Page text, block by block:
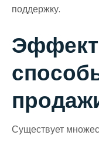
поддержку.
Существует